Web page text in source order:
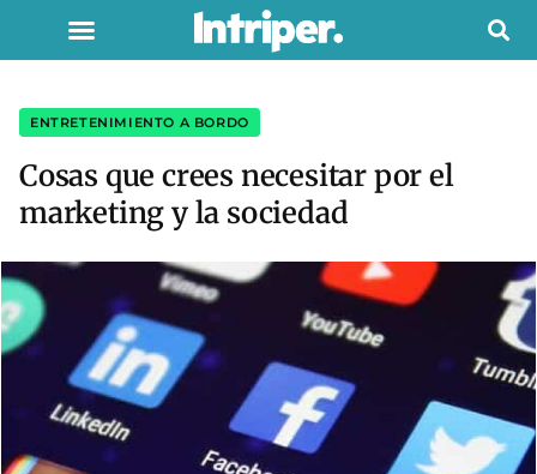
ENTRETENIMIENTO A BORDO
Cosas que crees necesitar por el
marketing y la sociedad